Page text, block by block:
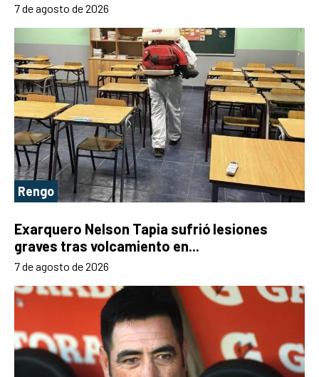
7 de agosto de 2026
Rengo
Exarquero Nelson Tapia sufrió lesiones
graves tras volcamiento en...
7 de agosto de 2026